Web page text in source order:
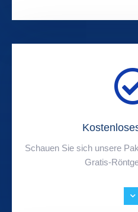
Schauen Sie sich unsere
Gratis-